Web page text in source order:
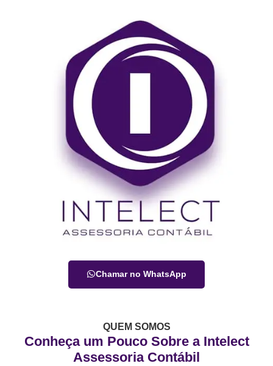
Chamar no WhatsApp
QUEM SOMOS
Conheça um Pouco Sobre a Intelect
Assessoria Contábil